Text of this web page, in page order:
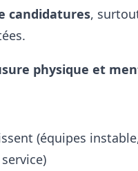
candidatures,
physique et
(équipes